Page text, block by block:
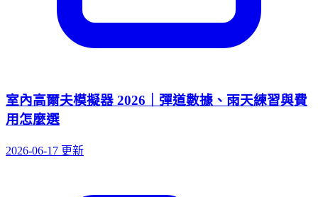
室內高爾夫模擬器 2026｜彈道數據、雨天練習與費
用怎麼選
2026-06-17 更新